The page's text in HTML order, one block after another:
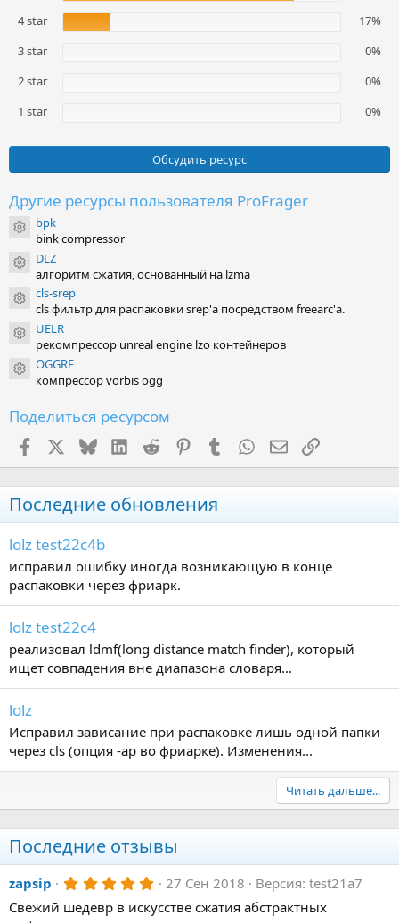
0
з
в
4 star
17%
3 star
0%
2 star
0%
1 star
0%
Обсудить ресурс
Другие ресурсы пользователя ProFrager
Иконка ресурса
bpk
bink compressor
Иконка ресурса
DLZ
алгоритм сжатия, основанный на lzma
Иконка ресурса
cls-srep
cls фильтр для распаковки srep'а посредством freearc'а.
Иконка ресурса
UELR
рекомпрессор unreal engine lzo контейнеров
Иконка ресурса
OGGRE
компрессор vorbis ogg
Поделиться ресурсом
FacebookX (Twitter)
BlueskyLinkedInReddit PinterestTumblr WhatsApp
Электронная
Ссылка
Последние обновления
lolz test22c4b
исправил ошибку иногда возникающую в конце
распаковки через фриарк.
lolz test22c4
реализовал ldmf(long distance match finder), который
ищет совпадения вне диапазона словаря...
lolz
Исправил зависание при распаковке лишь одной папки
через cls (опция -ap во фриарке). Изменения...
Читать дальше...
Последние отзывы
zapsip 5
0
27 Сен 2018
Версия: test21a7
Свежий шедевр в искусстве сжатия абстрактных